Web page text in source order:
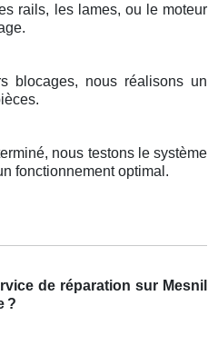
rails, les lames, ou le moteur
blocages, nous réalisons un
nous testons le système
fonctionnement optimal.
de réparation sur Mesnil
?